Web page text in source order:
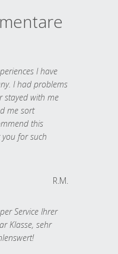
I have
I had problems
stayed with me
me sort
this
for such
R.M.
Service Ihrer
Klasse, sehr